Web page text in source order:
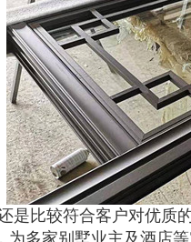
是比较符合客户对优质
为多家别墅业主及酒店